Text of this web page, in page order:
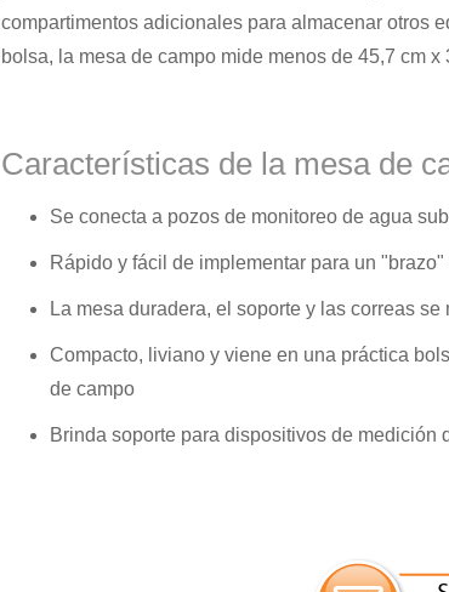
compartimentos adicionales para almacenar otros
bolsa, la mesa de campo mide menos de 45,7 cm x
Características de la mesa de
Se conecta a pozos de monitoreo de agua
Rápido y fácil de implementar para un
La mesa duradera, el soporte y las correas
Compacto, liviano y viene en una práctica
de campo
Brinda soporte para dispositivos de medición